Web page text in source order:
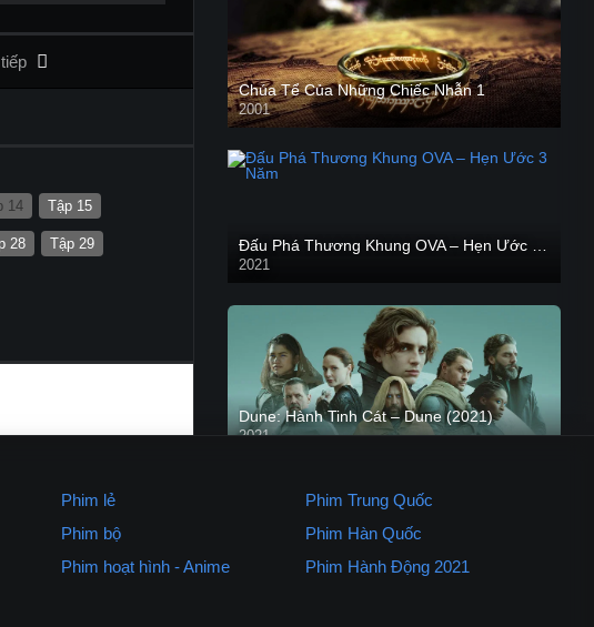
14 Tập 15
28 Tập 29
Chúa Tể Của Những Chiếc Nhẫn 1
2001
2021
Dune: Hành Tinh Cát – Dune (2021)
2021
Kẻ Săn Người
Phim lẻ
Phim bộ
Phim hoạt hình - Anime
Phim Trung Quốc
Phim Hàn Quốc
Phim Hành Động 2021